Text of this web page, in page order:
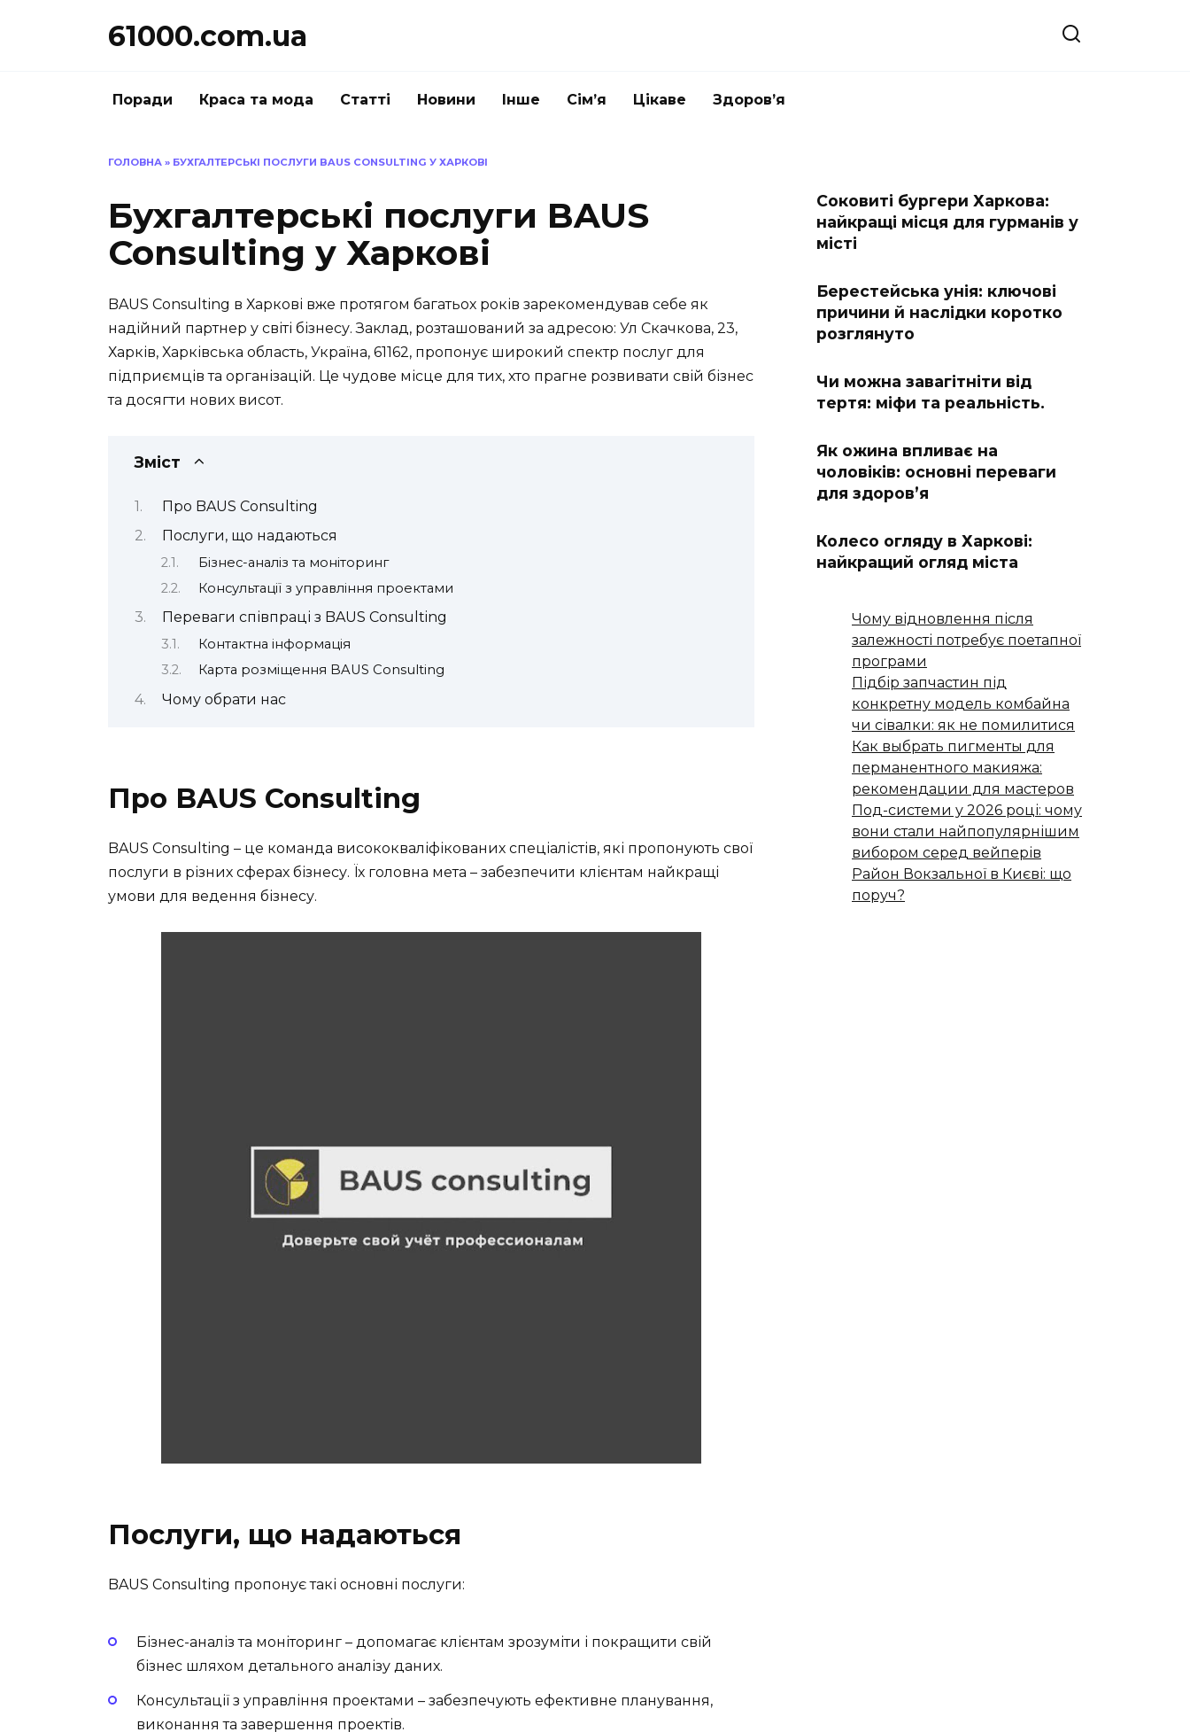
61000.com.ua
Поради Краса та мода Статті Новини Інше Сім’я Цікаве Здоров’я
ГОЛОВНА » БУХГАЛТЕРСЬКІ ПОСЛУГИ BAUS CONSULTING У ХАРКОВІ
Бухгалтерські послуги BAUS
Consulting у Харкові
BAUS Consulting в Харкові вже протягом багатьох років зарекомендував себе як
надійний партнер у світі бізнесу. Заклад, розташований за адресою: Ул Скачкова, 23,
Харків, Харківська область, Україна, 61162, пропонує широкий спектр послуг для
підприємців та організацій. Це чудове місце для тих, хто прагне розвивати свій бізнес
та досягти нових висот.
Зміст
Про BAUS Consulting
Послуги, що надаються
Бізнес-аналіз та моніторинг
Консультації з управління проектами
Переваги співпраці з BAUS Consulting
Контактна інформація
Карта розміщення BAUS Consulting
Чому обрати нас
Про BAUS Consulting
BAUS Consulting – це команда висококваліфікованих спеціалістів, які пропонують свої
послуги в різних сферах бізнесу. Їх головна мета – забезпечити клієнтам найкращі
умови для ведення бізнесу.
Послуги, що надаються
BAUS Consulting пропонує такі основні послуги:
Бізнес-аналіз та моніторинг – допомагає клієнтам зрозуміти і покращити свій
бізнес шляхом детального аналізу даних.
Консультації з управління проектами – забезпечують ефективне планування,
виконання та завершення проектів.
Соковиті бургери Харкова:
найкращі місця для гурманів у
місті
Берестейська унія: ключові
причини й наслідки коротко
розглянуто
Чи можна завагітніти від
тертя: міфи та реальність.
Як ожина впливає на
чоловіків: основні переваги
для здоров’я
Колесо огляду в Харкові:
найкращий огляд міста
Чому відновлення після
залежності потребує поетапної
програми
Підбір запчастин під
конкретну модель комбайна
чи сівалки: як не помилитися
Как выбрать пигменты для
перманентного макияжа:
рекомендации для мастеров
Под-системи у 2026 році: чому
вони стали найпопулярнішим
вибором серед вейперів
Район Вокзальної в Києві: що
поруч?